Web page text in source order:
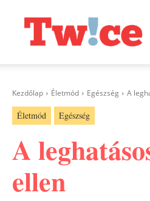
Kezdőlap Életmód Egészség A
Életmód Egészség
A
ellen